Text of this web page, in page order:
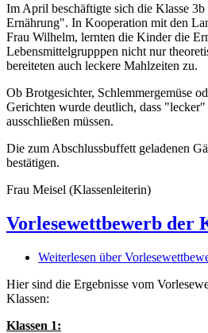
Im April beschäftigte sich die Klasse
Ernährung". In Kooperation mit den
Frau Wilhelm, lernten die Kinder die
Lebensmittelgrupppen nicht nur
bereiteten auch leckere Mahlzeiten zu.
Ob Brotgesichter, Schlemmergemüse
Gerichten wurde deutlich, dass
ausschließen müssen.
Die zum Abschlussbuffett geladenen
bestätigen.
Frau Meisel (Klassenleiterin)
Vorlesewettbewerb der
Weiterlesen über
Hier sind die Ergebnisse vom
Klassen:
Klassen 1: